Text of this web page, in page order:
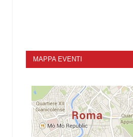
MAPPA EVENTI